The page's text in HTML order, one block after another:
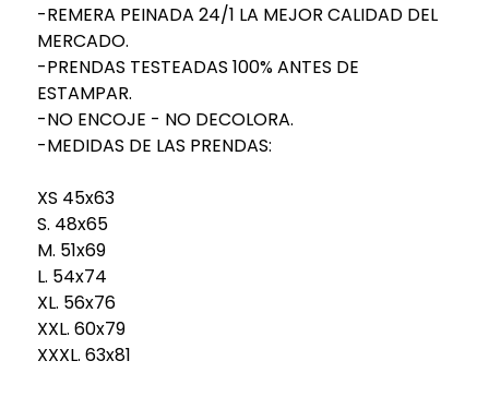
-REMERA PEINADA 24/1 LA MEJOR CALIDAD DEL
MERCADO.
-PRENDAS TESTEADAS 100% ANTES DE
ESTAMPAR.
-NO ENCOJE - NO DECOLORA.
-MEDIDAS DE LAS PRENDAS:
XS 45x63
S. 48x65
M. 51x69
L. 54x74
XL. 56x76
XXL. 60x79
XXXL. 63x81